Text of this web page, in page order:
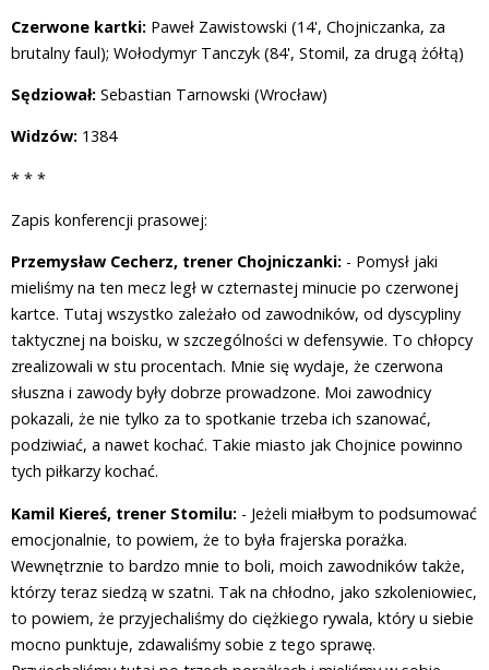
Czerwone kartki: Paweł Zawistowski (14', Chojniczanka, za
brutalny faul); Wołodymyr Tanczyk (84', Stomil, za drugą żółtą)
Sędziował: Sebastian Tarnowski (Wrocław)
Widzów: 1384
* * *
Zapis konferencji prasowej:
Przemysław Cecherz, trener Chojniczanki: - Pomysł jaki
mieliśmy na ten mecz legł w czternastej minucie po czerwonej
kartce. Tutaj wszystko zależało od zawodników, od dyscypliny
taktycznej na boisku, w szczególności w defensywie. To chłopcy
zrealizowali w stu procentach. Mnie się wydaje, że czerwona
słuszna i zawody były dobrze prowadzone. Moi zawodnicy
pokazali, że nie tylko za to spotkanie trzeba ich szanować,
podziwiać, a nawet kochać. Takie miasto jak Chojnice powinno
tych piłkarzy kochać.
Kamil Kiereś, trener Stomilu: - Jeżeli miałbym to podsumować
emocjonalnie, to powiem, że to była frajerska porażka.
Wewnętrznie to bardzo mnie to boli, moich zawodników także,
którzy teraz siedzą w szatni. Tak na chłodno, jako szkoleniowiec,
to powiem, że przyjechaliśmy do ciężkiego rywala, który u siebie
mocno punktuje, zdawaliśmy sobie z tego sprawę.